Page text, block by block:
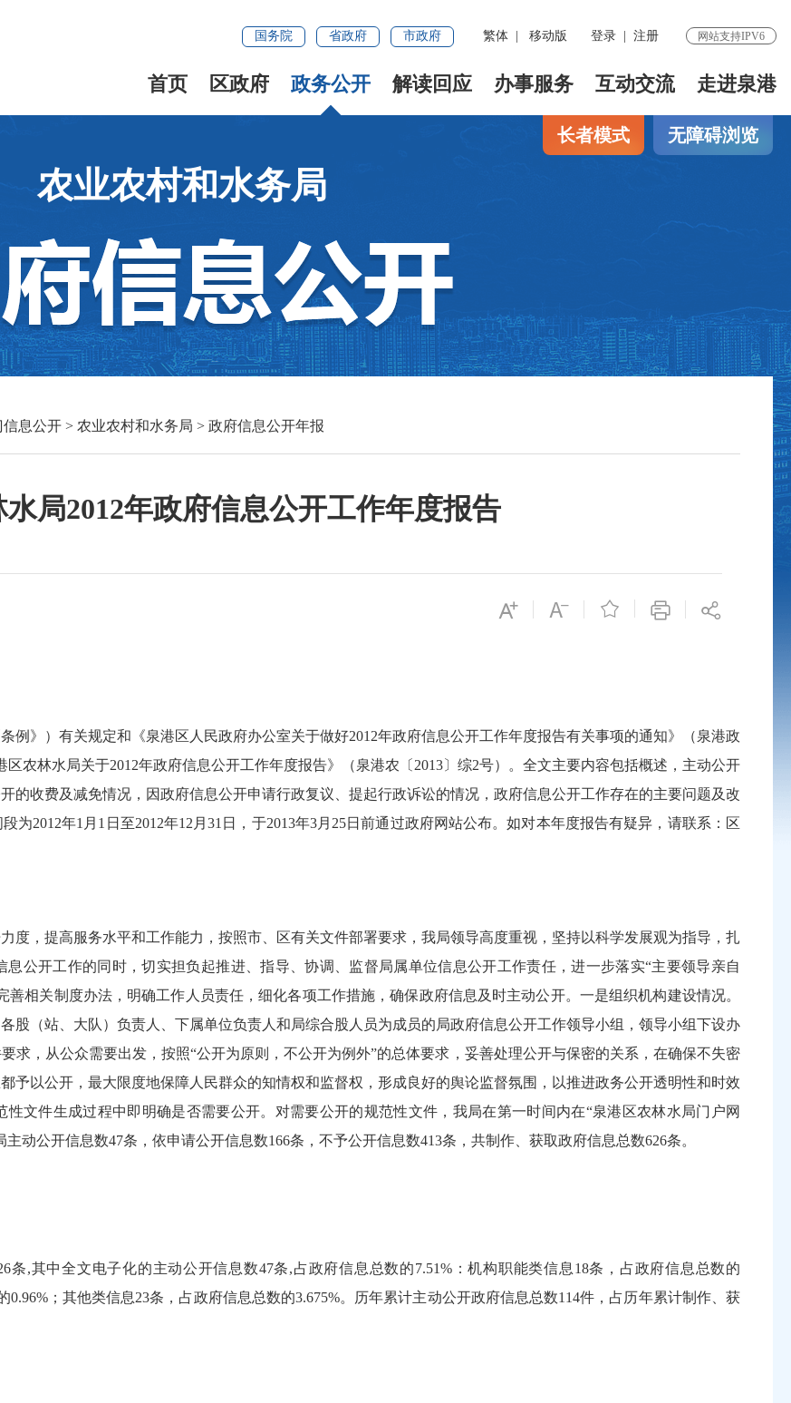
国务院 省政府 市政府 繁体 移动版 登录 注册 网站支持IPV6
首页 区政府 政务公开 解读回应 办事服务 互动交流 走进泉港
长者模式 无障碍浏览
农业农村和水务局
信息公开 > 农业农村和水务局 > 政府信息公开年报
局2012年政府信息公开工作年度报告

》）有关规定和《泉港区人民政府办公室关于做好2012年政府信息公开工作年度报告有关事项的通知》（泉港政
农林水局关于2012年政府信息公开工作年度报告》（泉港农〔2013〕综2号）。全文主要内容包括概述，主动公开
的收费及减免情况，因政府信息公开申请行政复议、提起行政诉讼的情况，政府信息公开工作存在的主要问题及改
2012年1月1日至2012年12月31日，于2013年3月25日前通过政府网站公布。如对本年度报告有疑异，请联系：区
，提高服务水平和工作能力，按照市、区有关文件部署要求，我局领导高度重视，坚持以科学发展观为指导，扎
公开工作的同时，切实担负起推进、指导、协调、监督局属单位信息公开工作责任，进一步落实“主要领导亲自
相关制度办法，明确工作人员责任，细化各项工作措施，确保政府信息及时主动公开。一是组织机构建设情况。
股（站、大队）负责人、下属单位负责人和局综合股人员为成员的局政府信息公开工作领导小组，领导小组下设办
求，从公众需要出发，按照“公开为原则，不公开为例外”的总体要求，妥善处理公开与保密的关系，在确保不失密
予以公开，最大限度地保障人民群众的知情权和监督权，形成良好的舆论监督氛围，以推进政务公开透明性和时效
文件生成过程中即明确是否需要公开。对需要公开的规范性文件，我局在第一时间内在“泉港区农林水局门户网
动公开信息数47条，依申请公开信息数166条，不予公开信息数413条，共制作、获取政府信息总数626条。
,其中全文电子化的主动公开信息数47条,占政府信息总数的7.51%：机构职能类信息18条，占政府信息总数的
；其他类信息23条，占政府信息总数的3.675%。历年累计主动公开政府信息总数114件，占历年累计制作、获